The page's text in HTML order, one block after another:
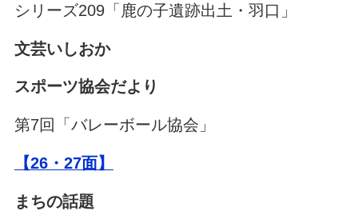
シリーズ209「鹿の子遺跡出土・羽口」
文芸いしおか
スポーツ協会だより
第7回「バレーボール協会」
【26・27面】
まちの話題